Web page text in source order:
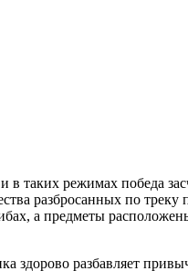
таких режимах победа
разбросанных по треку
а предметы
здорово разбавляет